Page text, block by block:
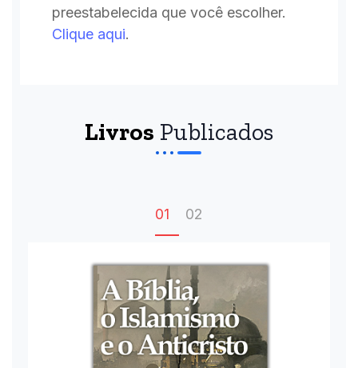
preestabelecida que você escolher.
Clique aqui.
Livros Publicados
01 02